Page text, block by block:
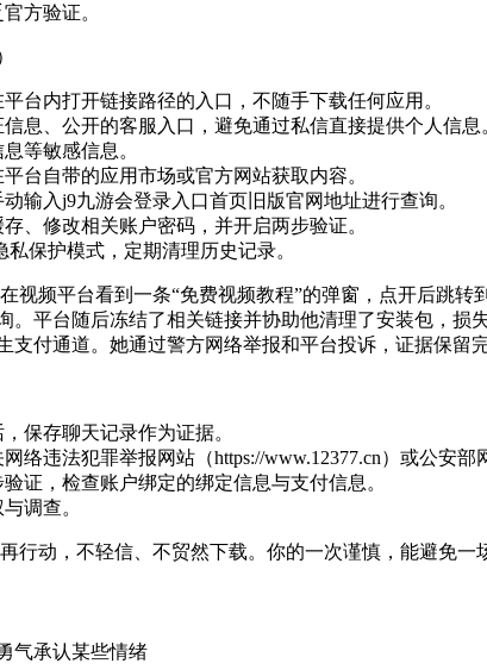
方验证。
台内打开链接路径的入口，不随手下载任何应用。
息、公开的客服入口，避免通过私信直接提供个人信息
等敏感信息。
台自带的应用市场或官方网站获取内容。
输入j9九游会登录入口首页旧版官网地址进行查询。
、修改相关账户密码，并开启两步验证。
保护模式，定期清理历史记录。
视频平台看到一条“免费视频教程”的弹窗，点开后跳
平台随后冻结了相关链接并协助他清理了安装包，
付通道。她通过警方网络举报和平台投诉，证据保留
保存聊天记录作为证据。
络违法犯罪举报网站（https://www.12377.cn）或公安部
证，检查账户绑定的绑定信息与支付信息。
调查。
行动，不轻信、不贸然下载。你的一次谨慎，能避免一
气承认某些情绪